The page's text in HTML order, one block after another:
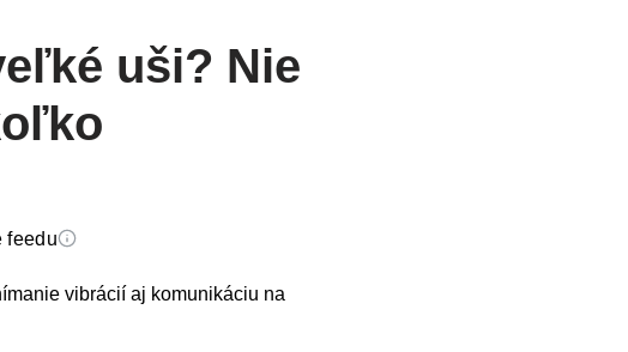
uši? Nie
feedu
vibrácií aj komunikáciu na